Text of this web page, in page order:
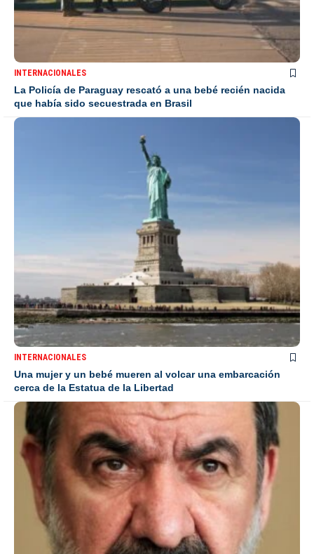
INTERNACIONALES
La Policía de Paraguay rescató a una bebé recién nacida
que había sido secuestrada en Brasil
INTERNACIONALES
Una mujer y un bebé mueren al volcar una embarcación
cerca de la Estatua de la Libertad